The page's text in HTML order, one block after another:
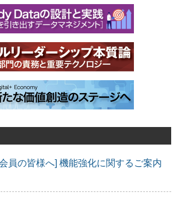
員の皆様へ] 機能強化に関するご案内